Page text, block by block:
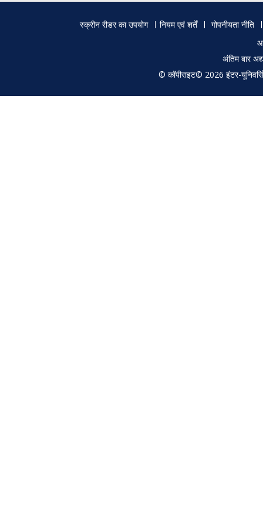
स्क्रीन रीडर का उपयोग नियम एवं शर्तें
गोपनीयता नीति
अंतिम बार
© कॉपीराइट© 2026 इंटर-